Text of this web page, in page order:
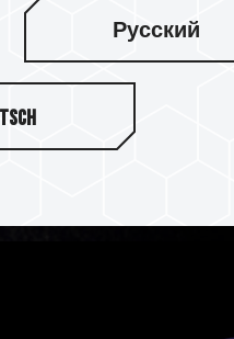
PS5021-E21T 호스트
호스트 컨트롤러를 사
제공합니다.
Русский